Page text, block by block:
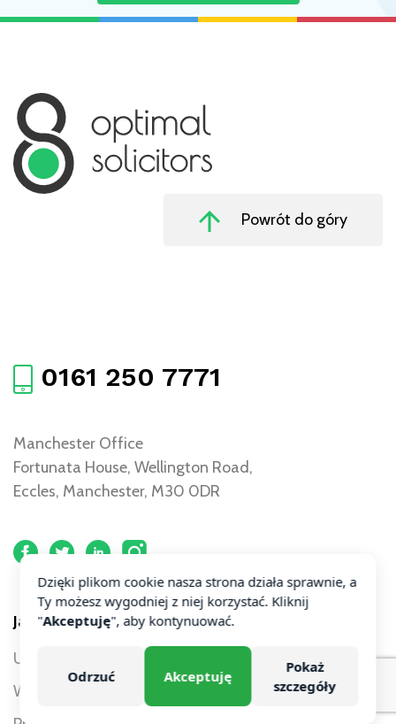
Dzięki plikom cookie nasza strona działa sprawnie, a
Ty możesz wygodniej z niej korzystać. Kliknij
"Akceptuję", aby kontynuować.
Odrzuć Akceptuję
Pokaż
szczegóły
Powrót do góry
0161 250 7771
Manchester Office
Fortunata House, Wellington Road,
Eccles, Manchester, M30 0DR
Jak możemy pomóc?
Uszczerbek na zdrowiu
Wypadki drogowe
Usługi dla firm